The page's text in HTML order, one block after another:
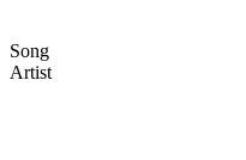
Song
Artist